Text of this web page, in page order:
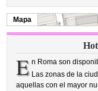
Mapa
E n Roma son
Las zonas de la
aquellas con el mayor